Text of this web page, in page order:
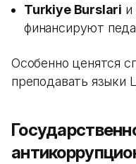
Turkiye Burslari и
финансируют
Особенно ценятся
преподавать языки